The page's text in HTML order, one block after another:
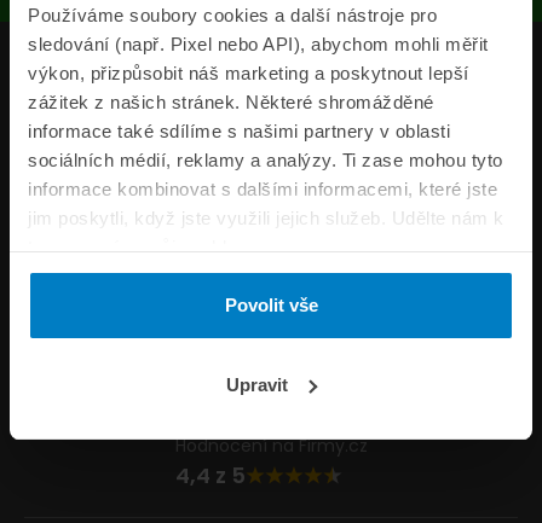
Používáme soubory cookies a další nástroje pro
sledování (např. Pixel nebo API), abychom mohli měřit
výkon, přizpůsobit náš marketing a poskytnout lepší
zážitek z našich stránek. Některé shromážděné
informace také sdílíme s našimi partnery v oblasti
sociálních médií, reklamy a analýzy. Ti zase mohou tyto
informace kombinovat s dalšími informacemi, které jste
jim poskytli, když jste využili jejich služeb. Udělte nám k
tomu prosím svůj souhlas.
Povolit vše
Upravit
Produkty
Pojišťovny
Informace
ePojisteni.cz
Formuláře
Napište nám
Hodnocení na Firmy.cz
4,4 z 5